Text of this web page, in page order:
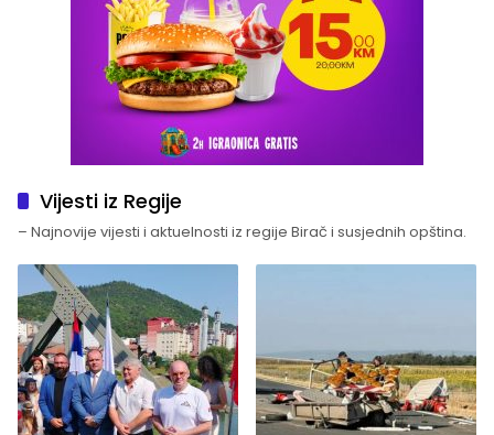
Vijesti iz Regije
– Najnovije vijesti i aktuelnosti iz regije Birač i susjednih opština.